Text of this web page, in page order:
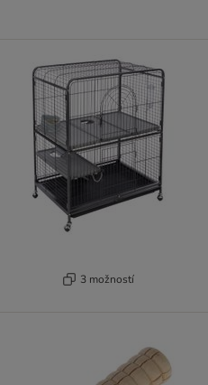
3 možností